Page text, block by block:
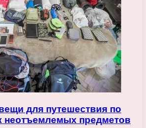
для путешествия по
неотъемлемых предметов